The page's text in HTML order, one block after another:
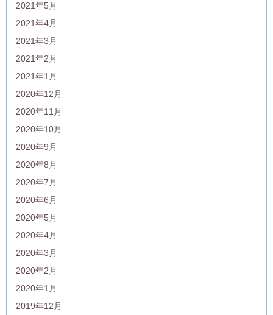
2021年5月
2021年4月
2021年3月
2021年2月
2021年1月
2020年12月
2020年11月
2020年10月
2020年9月
2020年8月
2020年7月
2020年6月
2020年5月
2020年4月
2020年3月
2020年2月
2020年1月
2019年12月